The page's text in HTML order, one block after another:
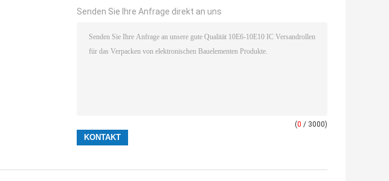
Senden Sie Ihre Anfrage direkt an uns
(0 / 3000)